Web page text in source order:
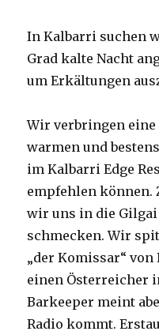
In Kalbarri suchen
Grad kalte Nacht
um Erkältungen
Wir verbringen eine
warmen und
im Kalbarri Edge
empfehlen können.
wir uns in die Gilgai
schmecken. Wir
„der Komissar“
einen Österreicher
Barkeeper meint
Radio kommt.